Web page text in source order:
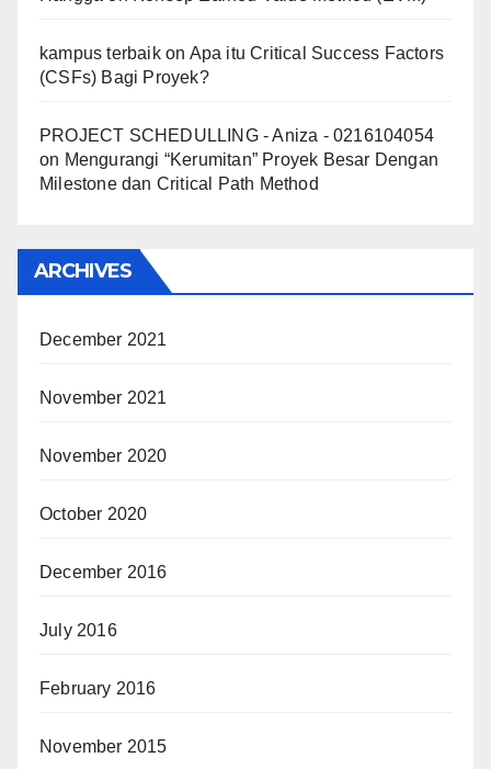
kampus terbaikon Apa itu Critical Success Factors
(CSFs) Bagi Proyek?
PROJECT SCHEDULLING - Aniza - 0216104054
on Mengurangi “Kerumitan” Proyek Besar Dengan
Milestone dan Critical Path Method
ARCHIVES
December 2021
November 2021
November 2020
October 2020
December 2016
July 2016
February 2016
November 2015